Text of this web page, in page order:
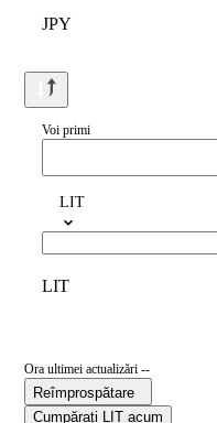
JPY
Voi primi
LIT
LIT
Ora ultimei actualizări --
Reîmprospătare
Cumpărați LIT acum